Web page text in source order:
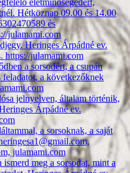
Hétköznap 09.00 és 14.00
és
julamami.com
Heringes Árpádné ev.
https://julamami.com
a sorsodért, a csupán
feladatot, a következőknek
jelnyelven, általam történik,
Árpádné ev.
a sorsoknak, a saját
julamami.com
meg a sorsodat, mint a